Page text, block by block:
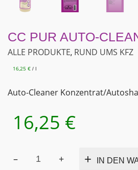
CC PUR AUTO-
ALLE PRODUKTE, RUND UMS KFZ
16,25 € / l
Auto-Cleaner Konzentrat/
16,25 €
PUR
IN DEN